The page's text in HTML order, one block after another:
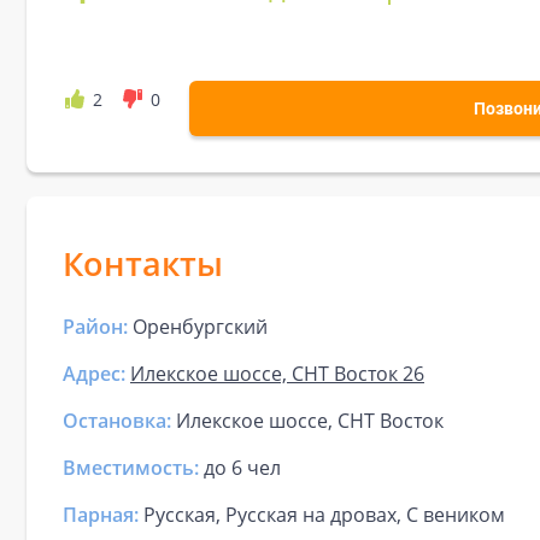
2 0
Контакты
Район: Оренбургский
Адрес: Илекское шоссе, СНТ Восток 26
Остановка: Илекское шоссе, СНТ Восток
Вместимость:до 6 чел
Парная: Русская, Русская на дровах, С веником